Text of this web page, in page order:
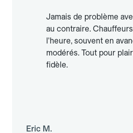
Jamais de problème
au contraire.
l'heure, souvent en
modérés. Tout pour
fidèle.
Eric M.